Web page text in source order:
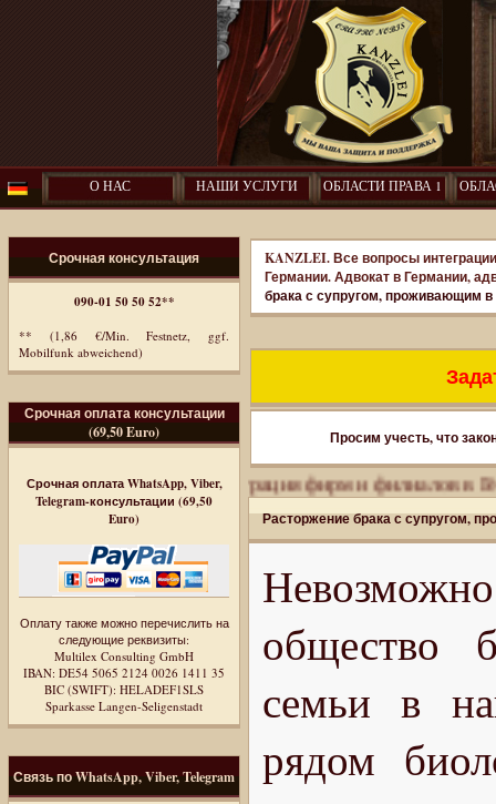
О НАС НАШИ УСЛУГИ ОБЛАСТИ ПРАВА 1
Срочная консультация
090-01 50 50 52**
** (1,86 €/Min. Festnetz, ggf.
Mobilfunk abweichend)
Срочная оплата консультации
(69,50 Euro)
Срочная оплата WhatsApp, Viber,
Telegram-консультации (69,50
Euro)
Оплату также можно перечислить на
следующие реквизиты:
Multilex Consulting GmbH
IBAN: DE54 5065 2124 0026 1411 35
BIC (SWIFT): HELADEF1SLS
Sparkasse Langen-Seligenstadt
Связь по WhatsApp, Viber, Telegram
KANZLEI. Все вопросы
Германии. Адвокат в Германии,
брака с супругом, проживающим в
Просим учесть, что
иммиграция. Регистрация фирм и филиалов в
Расторжение брака с супругом,
общество
семьи в
рядом